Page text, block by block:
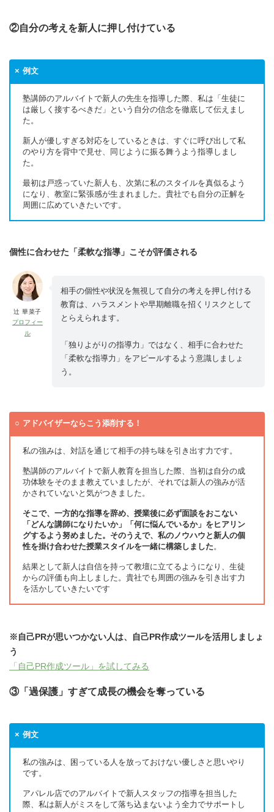
②自分の考えを新人に押し付けている
例文
塾講師のアルバイトで新人の先生を指導した際、私は「生徒に
は厳しく接するべきだ」という自分の信念を徹底して伝えまし
た。
新人が優しすぎる対応をしているときは、すぐに呼び出して私
のやり方を背中で見せ、同じように振る舞うよう指導しまし
た。
最初は戸惑っていた新人も、次第に私のスタイルを真似るよう
になり、教室に緊張感が生まれました。貴社でも自分の正解を
周囲に広めていきたいです。
個性に合わせた「柔軟な指導」こそが評価される
辻 華菜子
プロフィー
ル
相手の個性や状況を無視して自分の考えを押し付ける
教育は、ハラスメントや早期離職を招くリスクとして
とらえられます。
「独りよがりの指導力」ではなく、相手に合わせた
「柔軟な指導力」をアピールするよう意識しましょ
う。
アドバイザーならこう添削する！
私の強みは、対話を通じて相手の持ち味を引き出す力です。
塾講師のアルバイトで新人教育を担当した際、当初は自分の成
功体験をそのまま教えていましたが、それでは新人の強みが活
かされていないと気がつきました。
そこで、一方的な指導を辞め、授業後に必ず面談をおこない
「どんな講師になりたいか」「何に悩んでいるか」をヒアリン
グするよう努めました。そのうえで、私のノウハウと新人の個
性を掛け合わせた授業スタイルを一緒に構築しました。
結果として新人は自信を持って教壇に立てるようになり、生徒
からの評価も向上しました。貴社でも周囲の強みを引き出す力
を活かしていきたいです
※自己PRが思いつかない人は、自己PR作成ツールを活用しましょ
う
「自己PR作成ツール」を試してみる
③「過保護」すぎて成長の機会を奪っている
例文
私の強みは、困っている人を放っておけない優しさと思いやり
です。
アパレル店でのアルバイトで新人スタッフの指導を担当した
際、私は新人がミスをして落ち込まないよう全力でサポートし